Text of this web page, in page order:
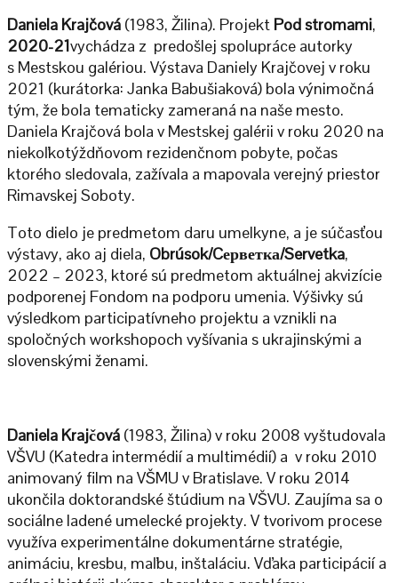
Daniela Krajčová (1983, Žilina). Projekt Pod stromami,
2020-21vychádza z predošlej spolupráce autorky
s Mestskou galériou. Výstava Daniely Krajčovej v roku
2021 (kurátorka: Janka Babušiaková) bola výnimočná
tým, že bola tematicky zameraná na naše mesto.
Daniela Krajčová bola v Mestskej galérii v roku 2020 na
niekoľkotýždňovom rezidenčnom pobyte, počas
ktorého sledovala, zažívala a mapovala verejný priestor
Rimavskej Soboty.
Toto dielo je predmetom daru umelkyne, a je súčasťou
výstavy, ako aj diela, Obrúsok/Cерветка/Servetka,
2022 – 2023, ktoré sú predmetom aktuálnej akvizície
podporenej Fondom na podporu umenia. Výšivky sú
výsledkom participatívneho projektu a vznikli na
spoločných workshopoch vyšívania s ukrajinskými a
slovenskými ženami.
Daniela Krajčová (1983, Žilina) v roku 2008 vyštudovala
VŠVU (Katedra intermédií a multimédií) a v roku 2010
animovaný film na VŠMU v Bratislave. V roku 2014
ukončila doktorandské štúdium na VŠVU. Zaujíma sa o
sociálne ladené umelecké projekty. V tvorivom procese
využíva experimentálne dokumentárne stratégie,
animáciu, kresbu, maľbu, inštaláciu. Vďaka participácií a